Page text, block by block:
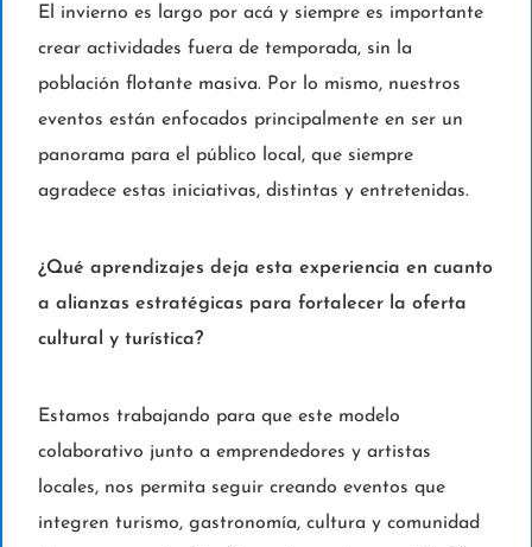
El invierno es largo por acá y siempre es importante
crear actividades fuera de temporada, sin la
población flotante masiva. Por lo mismo, nuestros
eventos están enfocados principalmente en ser un
panorama para el público local, que siempre
agradece estas iniciativas, distintas y entretenidas.
¿Qué aprendizajes deja esta experiencia en cuanto
a alianzas estratégicas para fortalecer la oferta
cultural y turística?
Estamos trabajando para que este modelo
colaborativo junto a emprendedores y artistas
locales, nos permita seguir creando eventos que
integren turismo, gastronomía, cultura y comunidad